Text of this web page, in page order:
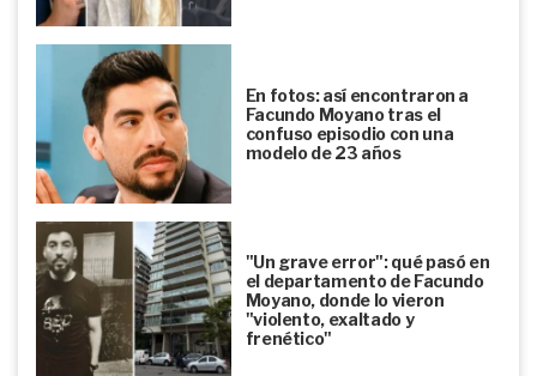
En fotos: así encontraron a
Facundo Moyano tras el
confuso episodio con una
modelo de 23 años
"Un grave error": qué pasó en
el departamento de Facundo
Moyano, donde lo vieron
"violento, exaltado y
frenético"